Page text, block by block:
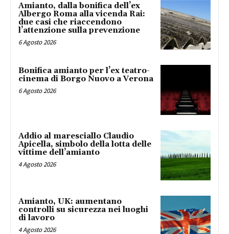
Amianto, dalla bonifica dell’ex
Albergo Roma alla vicenda Rai:
due casi che riaccendono
l’attenzione sulla prevenzione
6 Agosto 2026
Bonifica amianto per l’ex teatro-
cinema di Borgo Nuovo a Verona
6 Agosto 2026
Addio al maresciallo Claudio
Apicella, simbolo della lotta delle
vittime dell’amianto
4 Agosto 2026
Amianto, UK: aumentano
controlli su sicurezza nei luoghi
di lavoro
4 Agosto 2026